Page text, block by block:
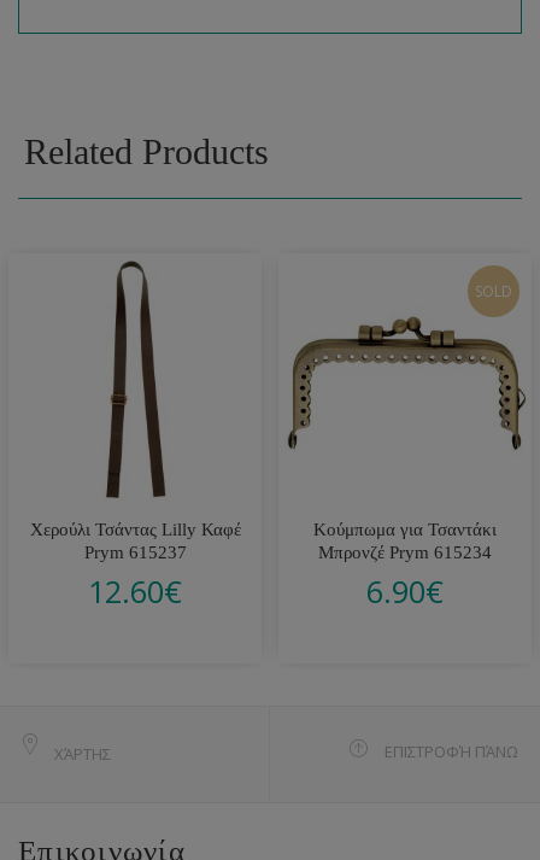
Related Products
Χερούλι Τσάντας Lilly Καφέ
Prym 615237
12.60€
SOLD
Κούμπωμα για Τσαντάκι
Μπρονζέ Prym 615234
6.90€
ΧΆΡΤΗΣ ΕΠΙΣΤΡΟΦΉ ΠΆΝΩ
Επικοινωνία